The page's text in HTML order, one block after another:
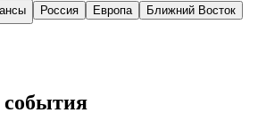
Россия Европа
Ближний Восток